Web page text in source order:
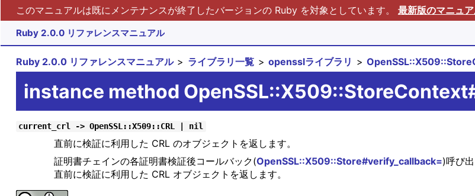
このマニュアルは既にメンテナンスが終了したバージョンの Ruby を対象としています。 最新版のマニュ
Ruby 2.0.0 リファレンスマニュアル
Ruby 2.0.0 リファレンスマニュアル ライブラリ一覧 opensslライブラリ
instance method
current_crl -> OpenSSL::X509::CRL | nil
直前に検証に利用した CRL のオブジェクトを返します。
証明書チェインの各証明書検証後コールバック(OpenSSL::X509::Store#verify_callback=)呼び
直前に検証に利用した CRL オブジェクトを返します。